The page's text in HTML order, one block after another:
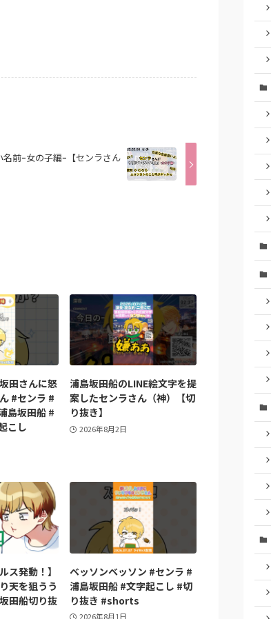
前ｰ女の子編ｰ【センラさん
田さんに怒
#センラ #
島坂田船 #
こし
浦島坂田船のLINE絵文字を提
案したセンラさん（神）【切
り抜き】
2026年8月2日
ス発動！】
天を狙うう
田船切り抜
ベッソンベッソン #センラ #
浦島坂田船 #文字起こし #切
り抜き #shorts
2026年8月1日